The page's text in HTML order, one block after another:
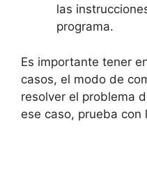
las
programa.
Es importante tener
casos, el modo de
resolver el problema
ese caso, prueba con